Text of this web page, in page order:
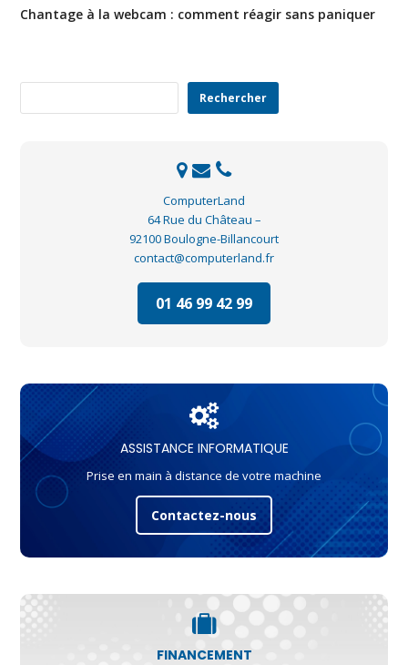
Chantage à la webcam : comment réagir sans paniquer
Rechercher
ComputerLand
64 Rue du Château –
92100 Boulogne-Billancourt
contact@computerland.fr
01 46 99 42 99
ASSISTANCE INFORMATIQUE
Prise en main à distance de votre machine
Contactez-nous
FINANCEMENT